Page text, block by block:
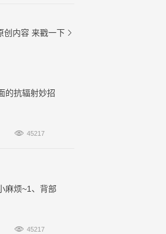
创内容 来戳一下 
的抗辐射妙招
 45217
麻烦~1、背部
 45217